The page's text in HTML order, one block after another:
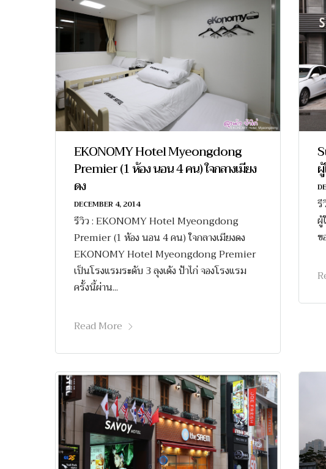
EKONOMY Hotel Myeongdong
Premier (1 ห้อง นอน 4 คน) ใจกลางเมียง
ดง
DECEMBER 4, 2014
รีวิว : EKONOMY Hotel Myeongdong
Premier (1 ห้อง นอน 4 คน) ใจกลางเมียงดง
EKONOMY Hotel Myeongdong Premier
เป็นโรงแรมระดับ 3 ลุงเด้ง ป้าไก่ จองโรงแรม
ครั้งนี้ผ่าน...
Read More
รี
ผู้
ข